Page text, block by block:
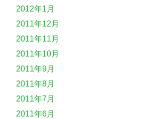
2012年1月
2011年12月
2011年11月
2011年10月
2011年9月
2011年8月
2011年7月
2011年6月